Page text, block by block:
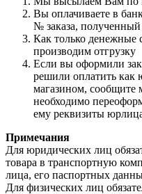
Вы оплачиваете в
№ заказа,
Как только денежные
производим отгрузку
Если вы оформили
решили оплатить как
магазином, сообщите
необходимо
ему реквизиты
Примечания
Для юридических лиц
товара в транспортную
лица, его паспортных
Для физических лиц